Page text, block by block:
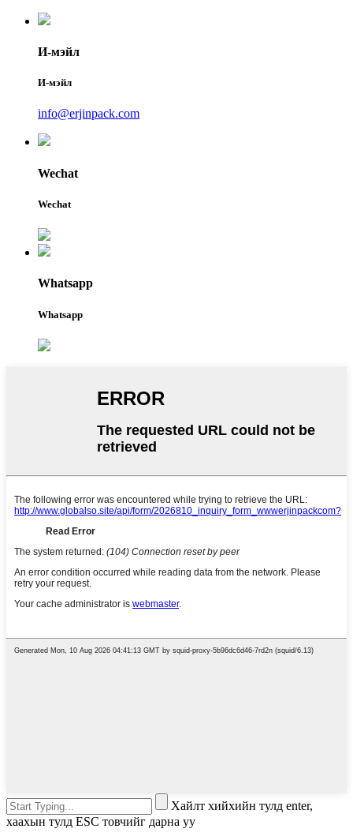
И-мэйл
И-мэйл
info@erjinpack.com
Wechat
Wechat
Whatsapp
Whatsapp
Хайлт хийхийн тулд enter,
хаахын тулд ESC товчийг дарна уу